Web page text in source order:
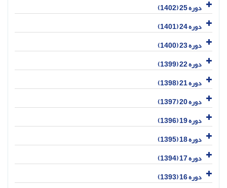
دوره 25 (1402)
دوره 24 (1401)
دوره 23 (1400)
دوره 22 (1399)
دوره 21 (1398)
دوره 20 (1397)
دوره 19 (1396)
دوره 18 (1395)
دوره 17 (1394)
دوره 16 (1393)